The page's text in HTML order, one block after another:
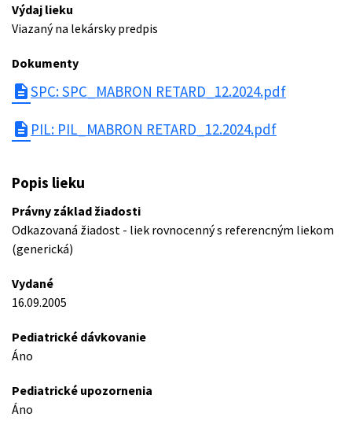
Výdaj lieku
Viazaný na lekársky predpis
Dokumenty
descriptionSPC: SPC_MABRON RETARD_12.2024.pdf
description PIL: PIL_MABRON RETARD_12.2024.pdf
Popis lieku
Právny základ žiadosti
Odkazovaná žiadost - liek rovnocenný s referencným liekom
(generická)
Vydané
16.09.2005
Pediatrické dávkovanie
Áno
Pediatrické upozornenia
Áno